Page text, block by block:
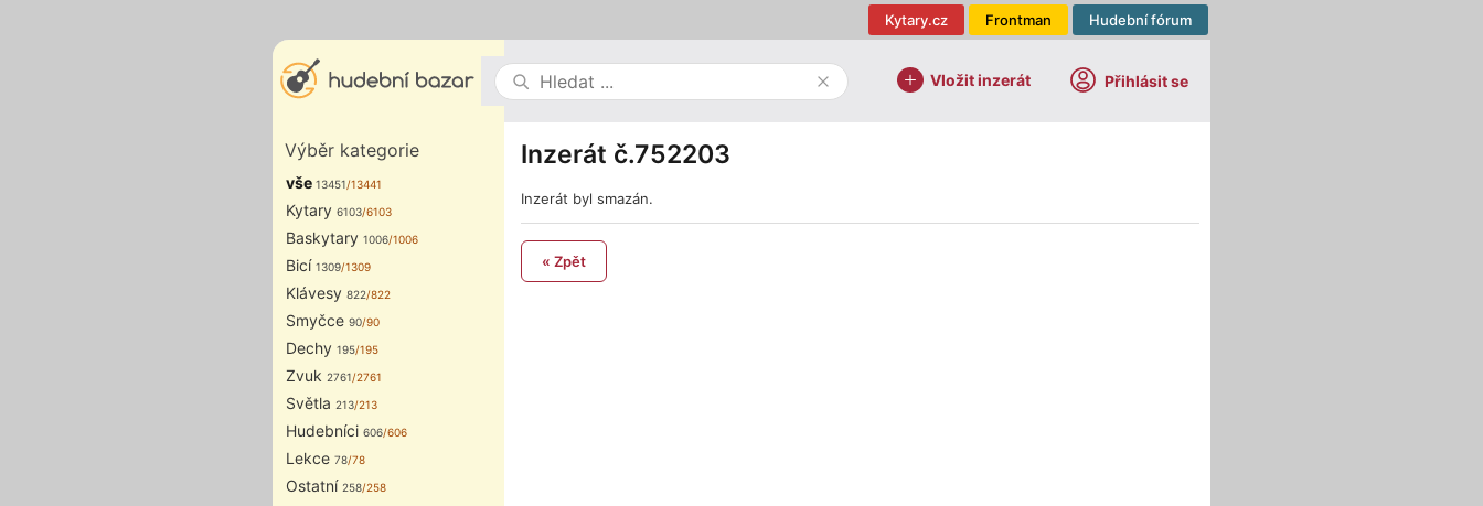
Hudební fórum
Frontman
Kytary.cz
Vložit inzerát Přihlásit se
Výběr kategorie
vše 13451/13441
Kytary 6103/6103
Baskytary 1006/1006
Bicí 1309/1309
Klávesy 822/822
Smyčce 90/90
Dechy 195/195
Zvuk 2761/2761
Světla 213/213
Hudebníci 606/606
Lekce 78/78
Ostatní 258/258
Inzerát č.752203
Inzerát byl smazán.
« Zpět